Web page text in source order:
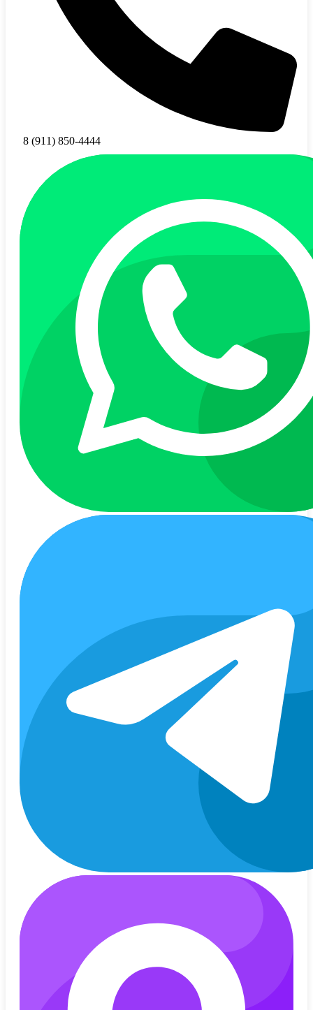
8 (911) 850-4444